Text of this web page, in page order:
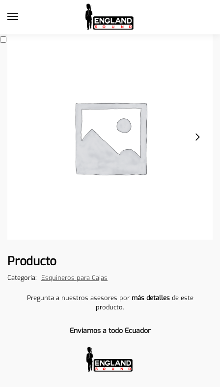
Producto
Categoría: Esquineros para Cajas
Pregunta a nuestros asesores por más detallesde este
producto.
Enviamos a todo Ecuador